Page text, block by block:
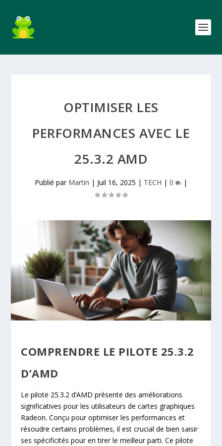
OPTIMISER LES
PERFORMANCES AVEC LE
25.3.2 AMD
Publié par Martin | Juil 16, 2025 | TECH | 0 |
COMPRENDRE LE PILOTE 25.3.2
D’AMD
Le pilote 25.3.2 d’AMD présente des améliorations
significatives pour les utilisateurs de cartes graphiques
Radeon. Conçu pour optimiser les performances et
résoudre certains problèmes, il est crucial de bien saisir
ses spécificités pour en tirer le meilleur parti. Ce pilote